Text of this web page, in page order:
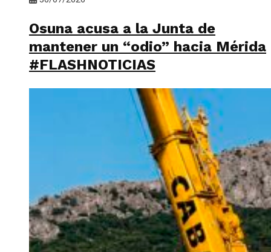
Osuna acusa a la Junta de
mantener un “odio” hacia Mérida
#FLASHNOTICIAS